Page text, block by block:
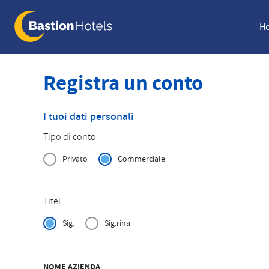
main
content
Registra un conto
I tuoi dati personali
Tipo di conto
Privato Commerciale
Titel
Sig. Sig.rina
NOME AZIENDA